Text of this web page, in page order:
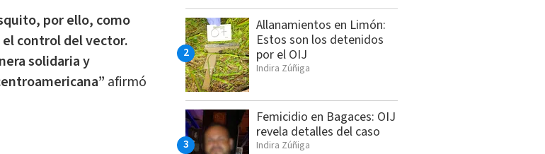
por ello, como
control del vector.
solidaria y
afirmó
Allanamientos en Limón:
Estos son los detenidos
por el OIJ
Indira Zúñiga
Femicidio en Bagaces: OIJ
revela detalles del caso
Indira Zúñiga